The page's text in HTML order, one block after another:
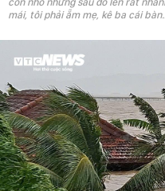
mái, tôi phải ẵm mẹ, kê ba cái